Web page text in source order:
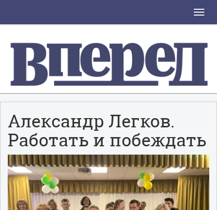
Toggle
Александр Легков.
Работать и побеждать